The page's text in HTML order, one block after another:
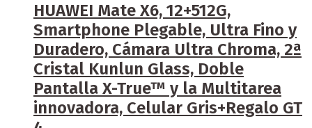
HUAWEI Mate X6, 12+512G,
Smartphone Plegable, Ultra Fino y
Duradero, Cámara Ultra Chroma, 2ª
Cristal Kunlun Glass, Doble
Pantalla X-True™ y la Multitarea
innovadora, Celular Gris+Regalo GT